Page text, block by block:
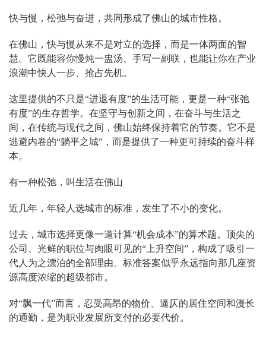
快与慢，松弛与奋进，共同形成了佛山的城市性格。
在佛山，快与慢从来不是对立的选择，而是一体两面的智
慧。它既能容你慢炖一盅汤、手写一副联，也能让你在产业
浪潮中快人一步、抢占先机。
这里提供的不只是“进退有度”的生活可能，更是一种“张弛
有度”的生存哲学。在坚守与创新之间，在奋斗与生活之
间，在传统与现代之间，佛山始终保持着它的节奏。它不是
逃避内卷的“躺平之城”，而是提供了一种更可持续的奋斗样
本。
有一种松弛，叫生活在佛山
近几年，年轻人选城市的标准，发生了不小的变化。
过去，城市选择更像一道计算“机会成本”的算术题。顶尖的
公司、光鲜的职位与肉眼可见的“上升空间”，构成了吸引一
代人为之漂泊的全部理由。标准答案似乎永远指向那几座资
源高度浓缩的超级都市。
对“飘一代”而言，忍受高昂的物价、逼仄的居住空间和漫长
的通勤，是为职业发展所支付的必要代价。